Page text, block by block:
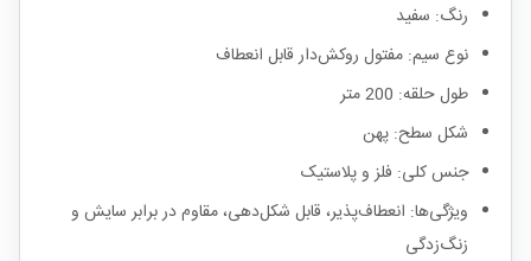
رنگ: سفید
نوع سیم: مفتول روکش‌دار قابل انعطاف
طول حلقه: 200 متر
شکل سطح: پهن
جنس کلی: فلز و پلاستیک
ویژگی‌ها: انعطاف‌پذیر، قابل شکل‌دهی، مقاوم در برابر سایش و
زنگ‌زدگی